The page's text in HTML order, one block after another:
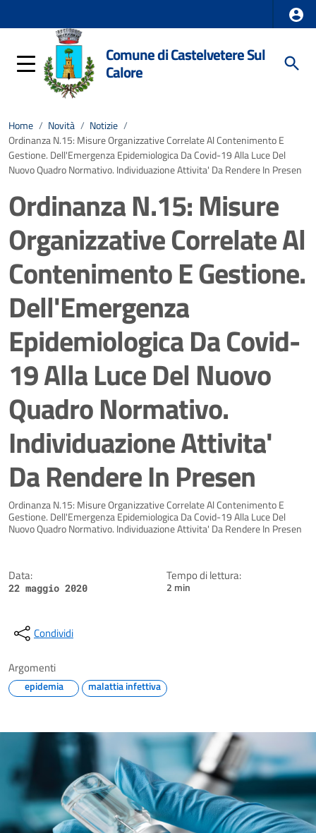
Comune di Castelvetere Sul
Calore
Home / Novità / Notizie /
Ordinanza N.15: Misure Organizzative Correlate Al Contenimento E
Gestione. Dell'Emergenza Epidemiologica Da Covid-19 Alla Luce Del
Nuovo Quadro Normativo. Individuazione Attivita' Da Rendere In Presen
Ordinanza N.15: Misure
Organizzative Correlate Al
Contenimento E Gestione.
Dell'Emergenza
Epidemiologica Da Covid-
19 Alla Luce Del Nuovo
Quadro Normativo.
Individuazione Attivita'
Da Rendere In Presen
Dettagli della notizia
Ordinanza N.15: Misure Organizzative Correlate Al Contenimento E
Gestione. Dell'Emergenza Epidemiologica Da Covid-19 Alla Luce Del
Nuovo Quadro Normativo. Individuazione Attivita' Da Rendere In Presen
Data:
22 maggio 2020
Tempo di lettura:
2 min
Condividi
Argomenti
epidemia malattia infettiva